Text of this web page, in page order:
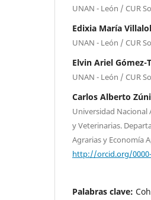
UNAN - León / CUR
Edixia María
UNAN - León / CUR
Elvin Ariel Gómez-
UNAN - León / CUR
Carlos Alberto
Universidad Nacional
y Veterinarias.
Agrarias y Economía
http://orcid.org/0000-
Palabras clave: